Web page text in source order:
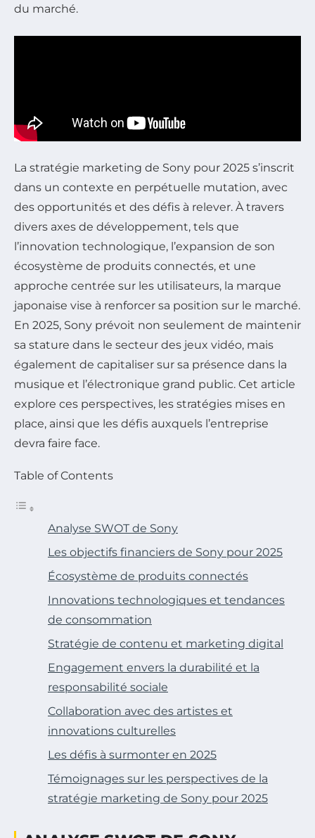
du marché.
La stratégie marketing de Sony pour 2025 s’inscrit
dans un contexte en perpétuelle mutation, avec
des opportunités et des défis à relever. À travers
divers axes de développement, tels que
l’innovation technologique, l’expansion de son
écosystème de produits connectés, et une
approche centrée sur les utilisateurs, la marque
japonaise vise à renforcer sa position sur le marché.
En 2025, Sony prévoit non seulement de maintenir
sa stature dans le secteur des jeux vidéo, mais
également de capitaliser sur sa présence dans la
musique et l’électronique grand public. Cet article
explore ces perspectives, les stratégies mises en
place, ainsi que les défis auxquels l’entreprise
devra faire face.
Table of Contents
Analyse SWOT de Sony
Les objectifs financiers de Sony pour 2025
Écosystème de produits connectés
Innovations technologiques et tendances
de consommation
Stratégie de contenu et marketing digital
Engagement envers la durabilité et la
responsabilité sociale
Collaboration avec des artistes et
innovations culturelles
Les défis à surmonter en 2025
Témoignages sur les perspectives de la
stratégie marketing de Sony pour 2025